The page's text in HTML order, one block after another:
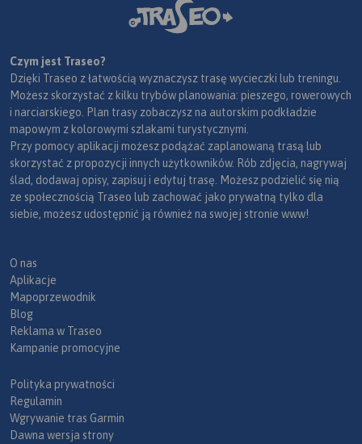
Czym jest Traseo?
Dzięki Traseo z łatwością wyznaczysz trasę wycieczki lub treningu.
Możesz skorzystać z kilku trybów planowania: pieszego, rowerowych
i narciarskiego. Plan trasy zobaczysz na autorskim podkładzie
mapowym z kolorowymi szlakami turystycznymi.
Przy pomocy aplikacji możesz podążać zaplanowaną trasą lub
skorzystać z propozycji innych użytkowników. Rób zdjęcia, nagrywaj
ślad, dodawaj opisy, zapisuj i edytuj trasę. Możesz podzielić się nią
ze społecznością Traseo lub zachować jako prywatną tylko dla
siebie, możesz udostępnić ją również na swojej stronie www!
O nas
Aplikacje
Mapoprzewodnik
Blog
Reklama w Traseo
Kampanie promocyjne
Polityka prywatności
Regulamin
Wgrywanie tras Garmin
Dawna wersja strony